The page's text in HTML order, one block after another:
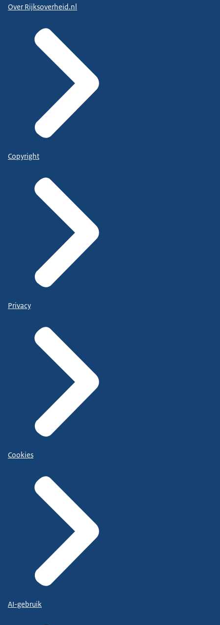
Over Rijksoverheid.nl
Copyright
Privacy
Cookies
AI-gebruik